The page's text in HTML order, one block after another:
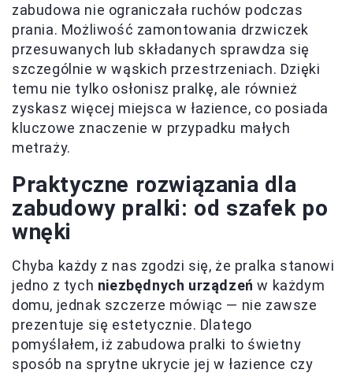
zabudowa nie ograniczała ruchów podczas
prania. Możliwość zamontowania drzwiczek
przesuwanych lub składanych sprawdza się
szczególnie w wąskich przestrzeniach. Dzięki
temu nie tylko osłonisz pralkę, ale również
zyskasz więcej miejsca w łazience, co posiada
kluczowe znaczenie w przypadku małych
metraży.
Praktyczne rozwiązania dla
zabudowy pralki: od szafek po
wnęki
Chyba każdy z nas zgodzi się, że pralka stanowi
jedno z tych niezbędnych urządzeń w każdym
domu, jednak szczerze mówiąc — nie zawsze
prezentuje się estetycznie. Dlatego
pomyślałem, iż zabudowa pralki to świetny
sposób na sprytne ukrycie jej w łazience czy